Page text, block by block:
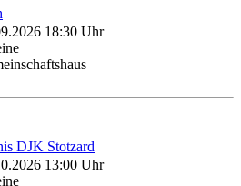
18:30 Uhr
DJK Stotzard
13:00 Uhr